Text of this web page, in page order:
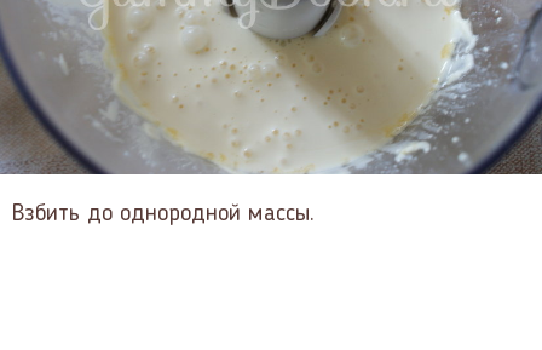
Взбить до однородной массы.